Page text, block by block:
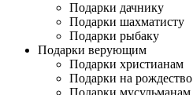
Подарки дачнику
Подарки шахматисту
Подарки рыбаку
Подарки верующим
Подарки христианам
Подарки на рождество
Подарки мусульманам